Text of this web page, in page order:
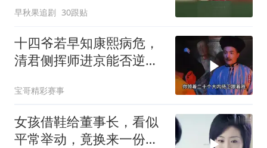
早秋果追剧 30跟贴
十四爷若早知康熙病危，
清君侧挥师进京能否逆转
宝哥精彩赛事
女孩借鞋给董事长，看似
平常举动，竟换来一份好